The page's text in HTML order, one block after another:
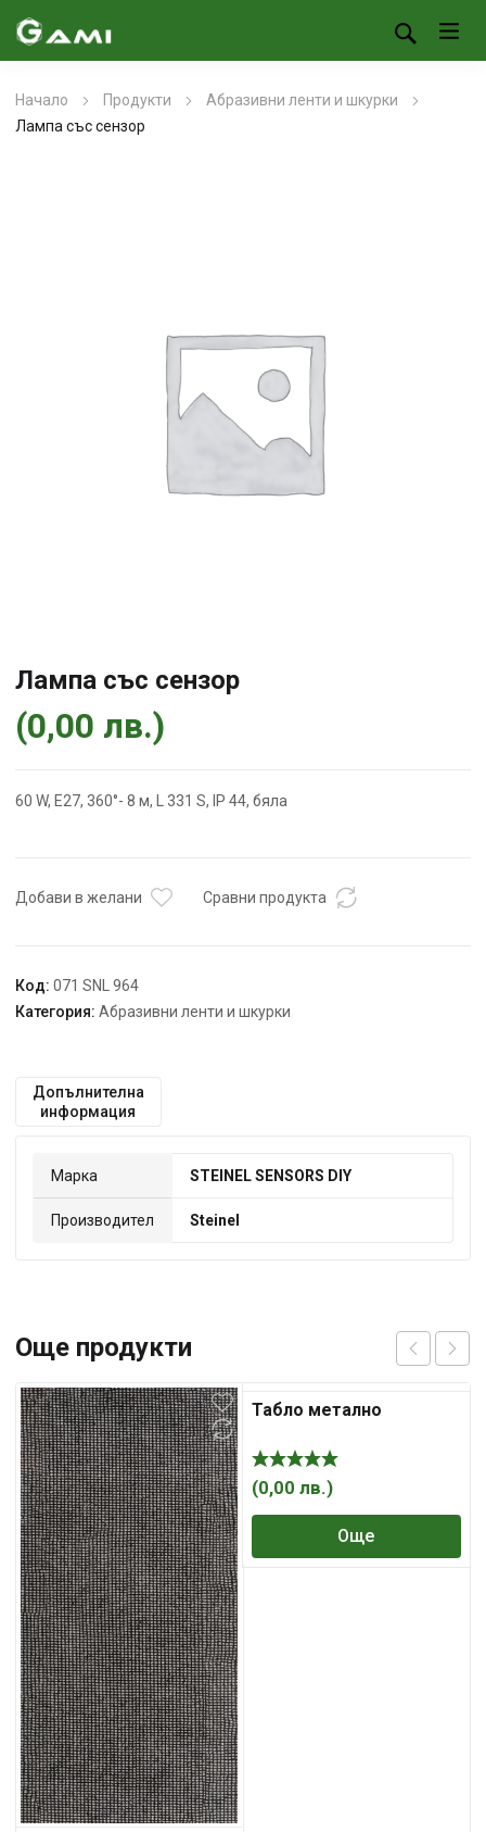
Начало Продукти
Абразивни ленти и шкурки
Лампа със сензор
Лампа със сензор
(0,00 лв.)
60 W, E27, 360°- 8 м, L 331 S, IP 44, бяла
Добави в желани Сравни продукта
Код: 071 SNL 964
Категория: Абразивни ленти и шкурки
Допълнителна
информация
Марка STEINEL SENSORS DIY
Производител Steinel
Още продукти
Табло метално
(0,00лв.)
Още